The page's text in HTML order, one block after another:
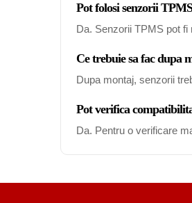
Pot folosi senzorii
Da. Senzorii TPMS pot
Ce trebuie sa fac dupa
Dupa montaj, senzorii
Pot verifica
Da. Pentru o verificare